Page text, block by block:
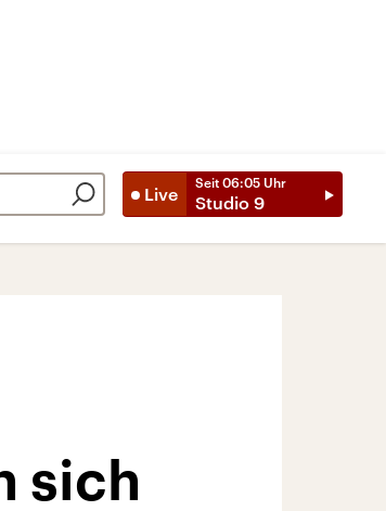
Live
Seit 06:05 Uhr
Studio 9
sich